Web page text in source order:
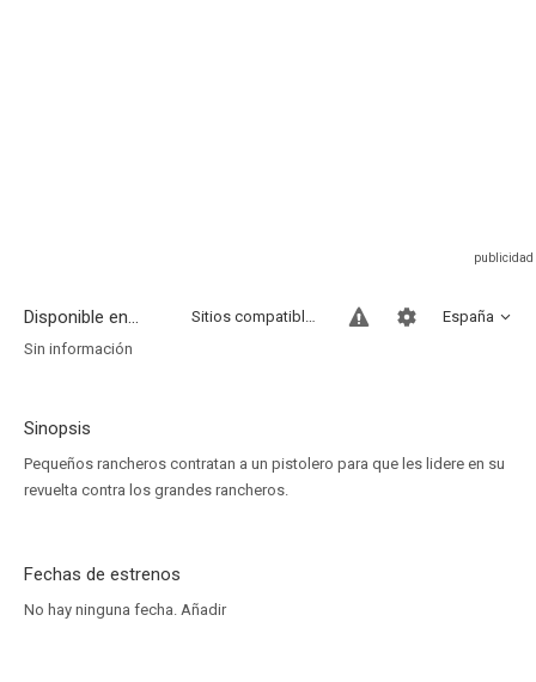
Disponible en... España
Sitios compatibles
Sin información
Sinopsis
Pequeños rancheros contratan a un pistolero para que les lidere en su
revuelta contra los grandes rancheros.
Fechas de estrenos
No hay ninguna fecha. Añadir